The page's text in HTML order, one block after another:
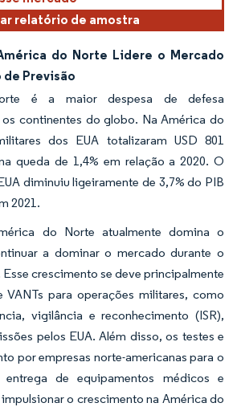
relatório de amostra
do Norte Lidere o Mercado
Previsão
é a maior despesa de defesa
continentes do globo. Na América do
dos EUA totalizaram USD 801
queda de 1,4% em relação a 2020. O
diminuiu ligeiramente de 3,7% do PIB
2021.
do Norte atualmente domina o
a dominar o mercado durante o
crescimento se deve principalmente
VANTs para operações militares, como
vigilância e reconhecimento (ISR),
pelos EUA. Além disso, os testes e
por empresas norte-americanas para o
de equipamentos médicos e
o crescimento na América do